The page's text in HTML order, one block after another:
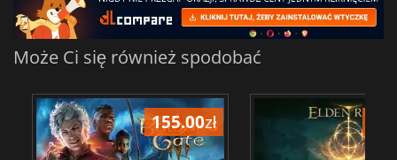
Może Ci się również spodobać
155.00zł